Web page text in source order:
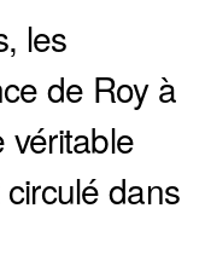
les
de Roy à
véritable
dans